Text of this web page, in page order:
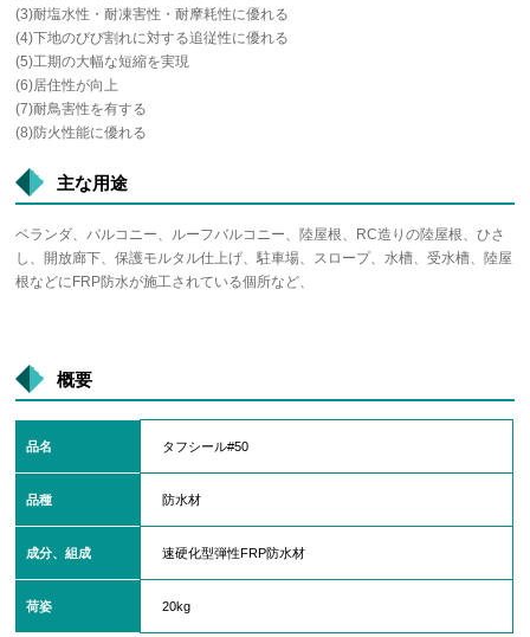
(3)耐塩水性・耐凍害性・耐摩耗性に優れる
(4)下地のびび割れに対する追従性に優れる
(5)工期の大幅な短縮を実現
(6)居住性が向上
(7)耐鳥害性を有する
(8)防火性能に優れる
主な用途
ベランダ、バルコニー、ルーフバルコニー、陸屋根、RC造りの陸屋根、ひさ
し、開放廊下、保護モルタル仕上げ、駐車場、スロープ、水槽、受水槽、陸屋
根などにFRP防水が施工されている個所など、
概要
品名 タフシール#50
品種 防水材
成分、組成 速硬化型弾性FRP防水材
荷姿 20kg